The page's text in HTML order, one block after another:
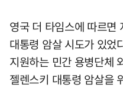
영국 더 타임스에 따르면
대통령 암살 시도가 있었
지원하는 민간 용병단체
젤렌스키 대통령 암살을